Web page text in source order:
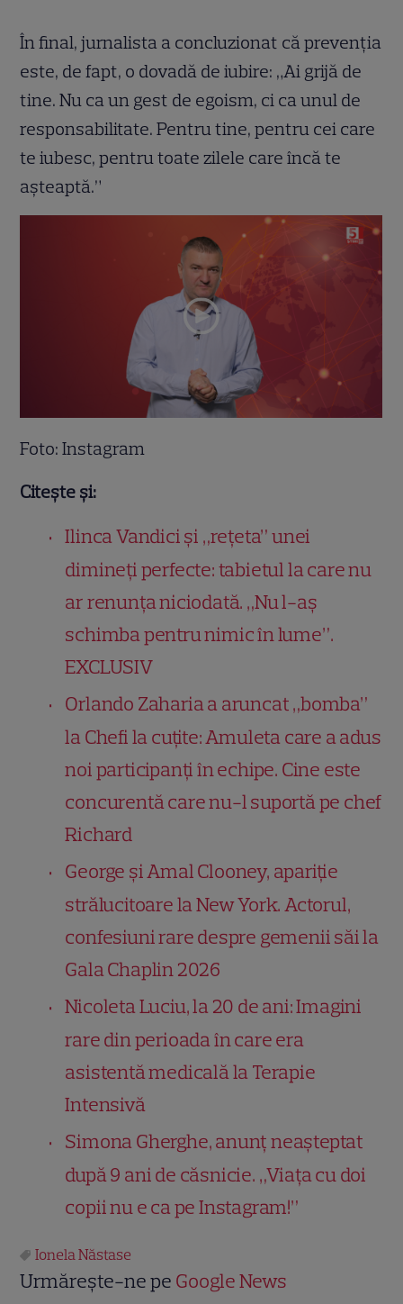
În final, jurnalista a concluzionat că prevenția
este, de fapt, o dovadă de iubire: „Ai grijă de
tine. Nu ca un gest de egoism, ci ca unul de
responsabilitate. Pentru tine, pentru cei care
te iubesc, pentru toate zilele care încă te
așteaptă.”
Foto: Instagram
Citește și:
Ilinca Vandici și „rețeta” unei
dimineți perfecte: tabietul la care nu
ar renunța niciodată. „Nu l-aș
schimba pentru nimic în lume”.
EXCLUSIV
Orlando Zaharia a aruncat „bomba”
la Chefi la cuțite: Amuleta care a adus
noi participanți în echipe. Cine este
concurentă care nu-l suportă pe chef
Richard
George și Amal Clooney, apariție
strălucitoare la New York. Actorul,
confesiuni rare despre gemenii săi la
Gala Chaplin 2026
Nicoleta Luciu, la 20 de ani: Imagini
rare din perioada în care era
asistentă medicală la Terapie
Intensivă
Simona Gherghe, anunț neașteptat
după 9 ani de căsnicie. „Viața cu doi
copii nu e ca pe Instagram!”
Ionela Năstase
Urmărește-ne pe Google News